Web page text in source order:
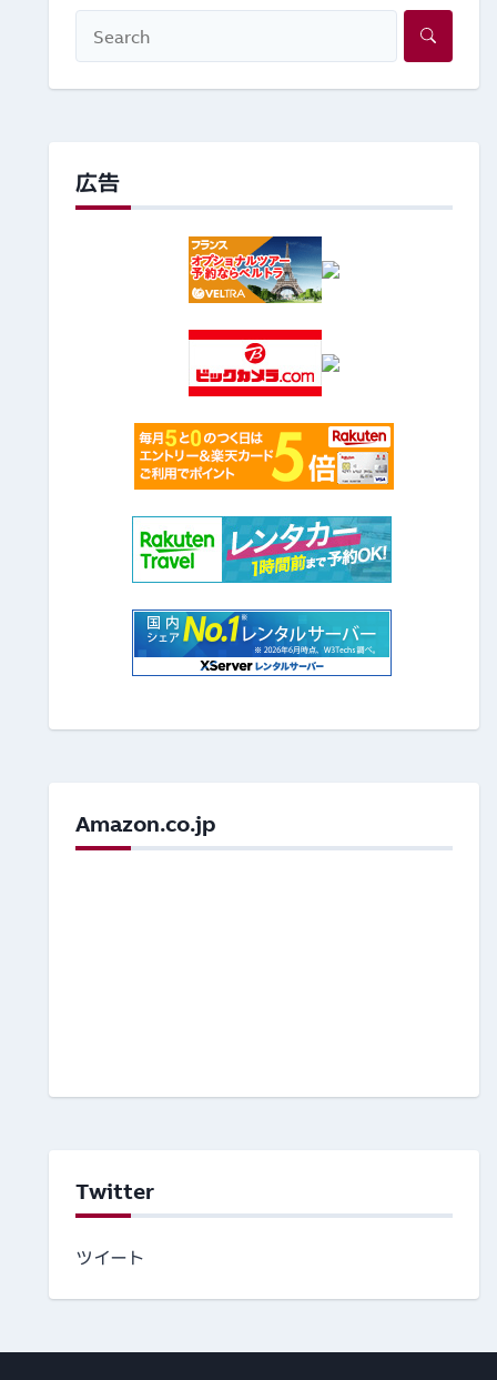
広告
Amazon.co.jp
Twitter
ツイート